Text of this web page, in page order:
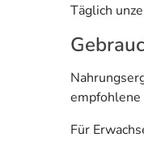
Täglich
Für